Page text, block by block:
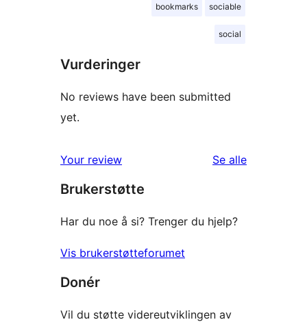
bookmarks sociable
social
Vurderinger
No reviews have been submitted
yet.
Your review Se alleomtalene
Brukerstøtte
Har du noe å si? Trenger du hjelp?
Vis brukerstøtteforumet
Donér
Vil du støtte videreutviklingen av